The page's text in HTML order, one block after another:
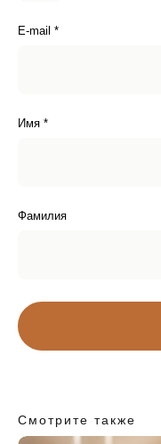
E-mail *
Имя *
Фамилия
Смотрите также